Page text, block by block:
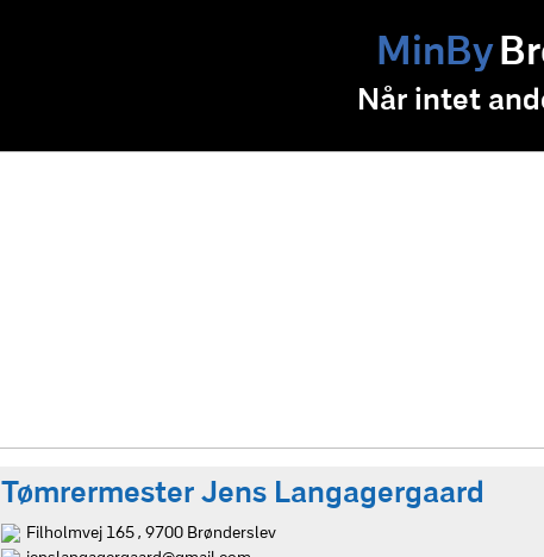
MinBy
Når intet
Tømrermester Jens Langagergaard
Filholmvej 165 , 9700 Brønderslev